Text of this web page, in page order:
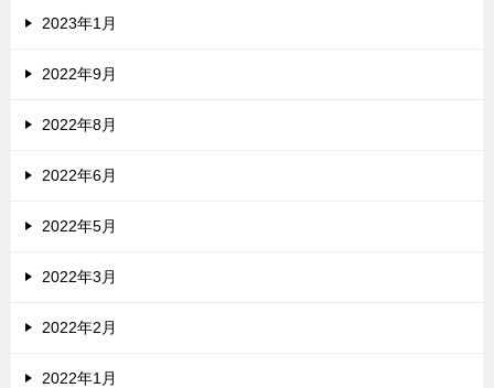
2023年1月
2022年9月
2022年8月
2022年6月
2022年5月
2022年3月
2022年2月
2022年1月